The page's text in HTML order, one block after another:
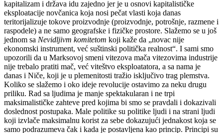
kapitalizam i država idu zajedno jer je u osnovi kapitalističke
eksploatacije novčanica koja nosi pečat vlasti koja danas
teritorijalizuje tokove proizvodnje (proizvodnje, potrošnje, razmene i
raspodele) a ne samo geografske i fizičke prostore. Slažemo se u još
jednom sa Nevidljivm komitetom koji kaže da „novac nije
ekonomski instrument, već suštinski politička realnost“. I sami smo
upozorili da u Marksovoj smeni vitezova mača vitezovima industrije
nije trebalo pratiti mač, već viteštvo eksploatatora, a sa nama je
danas i Niče, koji je u plemenitosti tražio isključivo trag plemstva.
Koliko se slažemo i oko ideje revolucije ostavimo za neku drugu
priliku. Rad sa ljudima je manje spektakularan i ne trpi
maksimalističke zahteve pred kojima bi smo se pravdali i dokazivali
doslednost postupaka. Male politike su politike ljudi i na strani ljudi
koji izvlače maksimalnu korist za sebe dokazujući jednakost koja se
samo podrazumeva čak i kada je postavljena kao princip. Principi su